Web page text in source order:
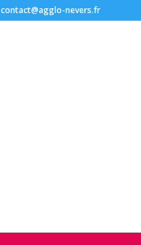
contact@agglo-nevers.fr